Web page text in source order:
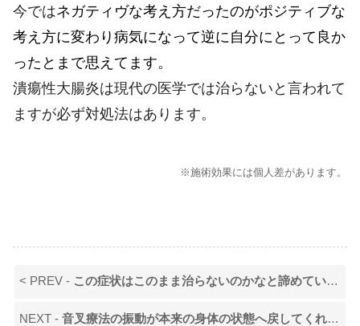
今ではネガティヴな考え方だったのがポジティブな
考え方に変わり病気になって逆に自分にとって良か
ったとまで思えてます。
潰瘍性大腸炎は現代の医学では治らないと言われて
ますが必ず対処法はあります。
※施術効果には個人差があります。
< PREV - この症状はこのまま治らないのかなと諦めていましたが、身近で自分でできる対処法も教えていただき前向きに向き合えるようになりました。
NEXT -音叉療法の振動が本来の身体の状態へ戻してくれる様です。